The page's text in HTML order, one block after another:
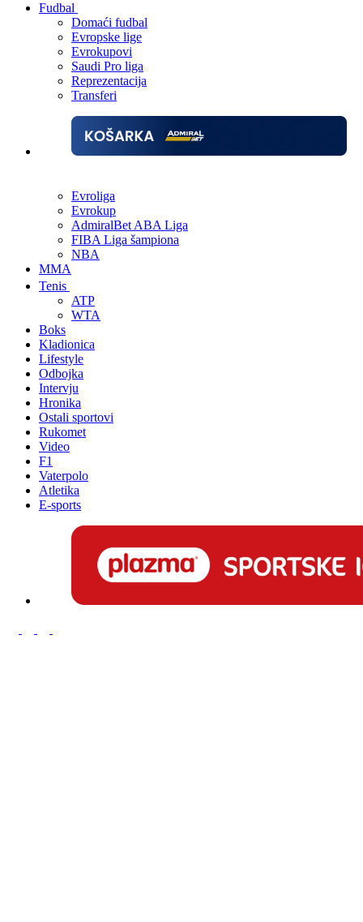
Fudbal
Domaći fudbal
Evropske lige
Evrokupovi
Saudi Pro liga
Reprezentacija
Transferi
Evroliga
Evrokup
AdmiralBet ABA Liga
FIBA Liga šampiona
NBA
MMA
Tenis
ATP
WTA
Boks
Kladionica
Lifestyle
Odbojka
Intervju
Hronika
Ostali sportovi
Rukomet
Video
F1
Vaterpolo
Atletika
E-sports